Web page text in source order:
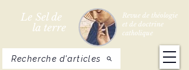
Le Sel de
la terre
Revue de théologie
et de doctrine
catholique
Recherche d'articles